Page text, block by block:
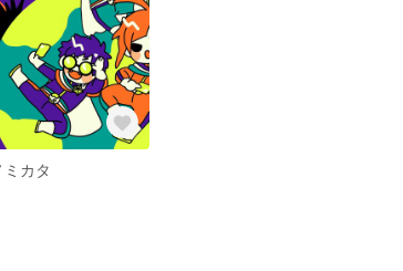
カタ